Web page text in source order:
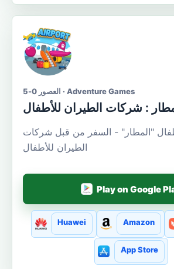
العصور 0-5 · Adventure Games
: شركات الطيران للأطفال
"المطار" - السفر من قبل شركات
الطيران للأطفال
Play on Google
Huawei Amazon
App Store